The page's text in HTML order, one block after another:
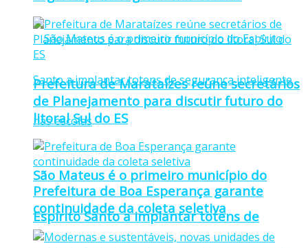
São Mateus é o primeiro município do
Espírito Santo a implantar totens de
Prefeitura de Marataízes reúne secretários
de Planejamento para discutir futuro do
litoral Sul do ES
Prefeitura de Boa Esperança garante
continuidade da coleta seletiva